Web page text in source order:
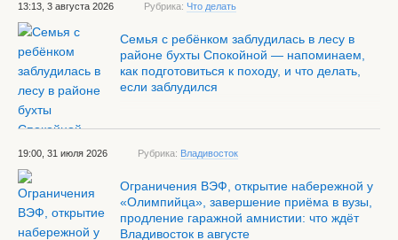
13:13, 3 августа 2026 Рубрика: Что делать
Семья с ребёнком заблудилась в лесу в
районе бухты Спокойной — напоминаем,
как подготовиться к походу, и что делать,
если заблудился
19:00, 31 июля 2026 Рубрика: Владивосток
Ограничения ВЭФ, открытие набережной у
«Олимпийца», завершение приёма в вузы,
продление гаражной амнистии: что ждёт
Владивосток в августе